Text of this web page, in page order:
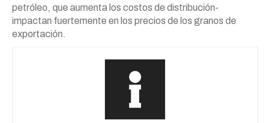
petróleo, que aumenta los costos de distribución-
impactan fuertemente en los precios de los granos de
exportación.